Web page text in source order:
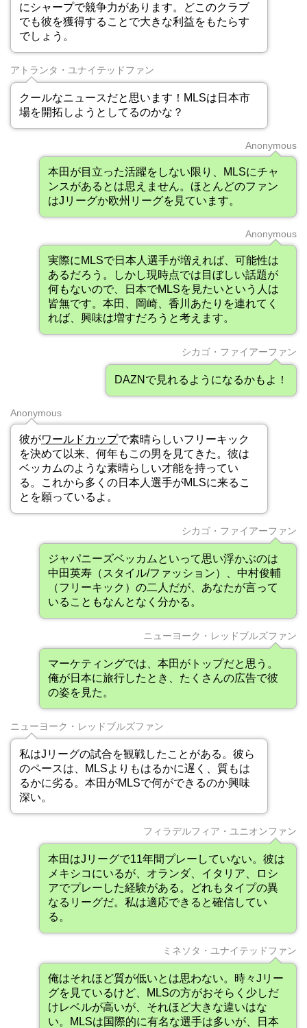
にシャープで競争力があります。どこのクラブ
でも彼を獲得することで大きな利益をもたらす
でしょう。
アトランタ・ユナイテッドファン
クールなニュースだと思います！MLSは日本市
場を開拓しようとしてるのかな？
Anonymous
本田が目立った活躍をしない限り、MLSにチャ
ンスがあるとは思えません。ほとんどのファン
はJリーグか欧州リーグを見ています。
Anonymous
実際にMLSで日本人選手が増えれば、可能性は
あるだろう。しかし現時点では目ぼしい話題が
何もないので、日本でMLSを見たいという人は
皆無です。本田、岡崎、香川あたりを連れてく
れば、興味は増すだろうと考えます。
シカゴ・ファイアーファン
DAZNで見れるようになるかもよ！
Anonymous
彼がワールドカップで素晴らしいフリーキック
を決めて以来、何年もこの男を見てきた。彼は
ベッカムのような素晴らしい才能を持ってい
る。これから多くの日本人選手がMLSに来るこ
とを願っているよ。
シカゴ・ファイアーファン
ジャパニーズベッカムといって思い浮かぶのは
中田英寿（スタイル/ファッション）、中村俊輔
（フリーキック）の二人だが、あなたが言って
いることもなんとなく分かる。
ニューヨーク・レッドブルズファン
マーケティングでは、本田がトップだと思う。
俺が日本に旅行したとき、たくさんの広告で彼
の姿を見た。
ニューヨーク・レッドブルズファン
私はJリーグの試合を観戦したことがある。彼ら
のペースは、MLSよりもはるかに遅く、質もは
るかに劣る。本田がMLSで何ができるのか興味
深い。
フィラデルフィア・ユニオンファン
本田はJリーグで11年間プレーしていない。彼は
メキシコにいるが、オランダ、イタリア、ロシ
アでプレーした経験がある。どれもタイプの異
なるリーグだ。私は適応できると確信してい
る。
ミネソタ・ユナイテッドファン
俺はそれほど質が低いとは思わない。時々Jリー
グを見ているけど、MLSの方がおそらく少しだ
けレベルが高いが、それほど大きな違いはな
い。MLSは国際的に有名な選手は多いが、日本